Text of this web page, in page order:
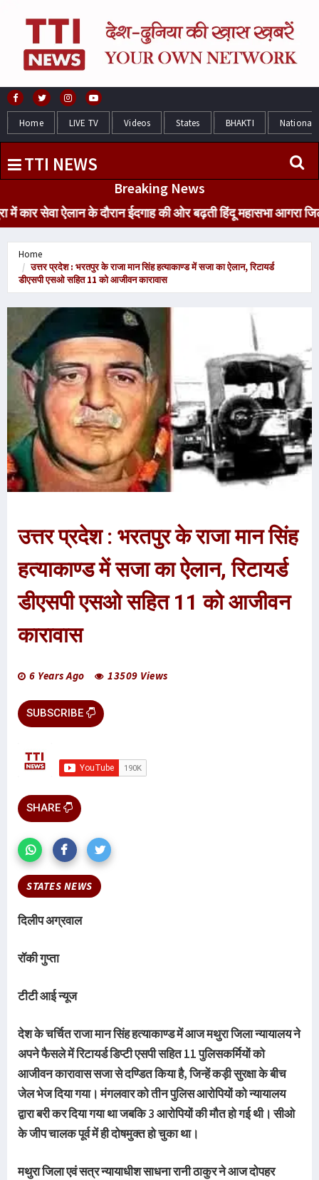
Home LIVE TV Videos States BHAKTI National
TTI NEWS
Breaking News
ऐलान के दौरान ईदगाह की ओर बढ़ती हिंदू महासभा आगरा
Home
उत्तर प्रदेश : भरतपुर के राजा मान सिंह हत्याकाण्ड में सजा का ऐलान, रिटायर्ड
डीएसपी एसओ सहित 11 को आजीवन कारावास
उत्तर प्रदेश : भरतपुर के राजा मान सिंह
हत्याकाण्ड में सजा का ऐलान, रिटायर्ड
डीएसपी एसओ सहित 11 को आजीवन
कारावास
6 Years Ago 13509 Views
SUBSCRIBE
SHARE
STATES NEWS
दिलीप अग्रवाल
रॉकी गुप्ता
टीटी आई न्यूज
देश के चर्चित राजा मान सिंह हत्याकाण्ड में आज मथुरा जिला न्यायालय ने
अपने फैसले में रिटायर्ड डिप्टी एसपी सहित 11 पुलिसकर्मियों को
आजीवन कारावास सजा से दण्डित किया है, जिन्हें कड़ी सुरक्षा के बीच
जेल भेज दिया गया। मंगलवार को तीन पुलिस आरोपियों को न्यायालय
द्वारा बरी कर दिया गया था जबकि 3 आरोपियों की मौत हो गई थी। सीओ
के जीप चालक पूर्व में ही दोषमुक्त हो चुका था।
मथुरा जिला एवं सत्र न्यायाधीश साधना रानी ठाकुर ने आज दोपहर